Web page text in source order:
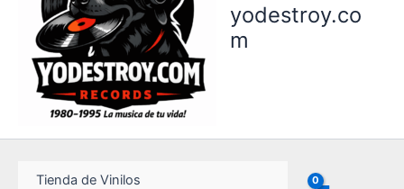
yodestroy.co
m
Tienda de Vinilos